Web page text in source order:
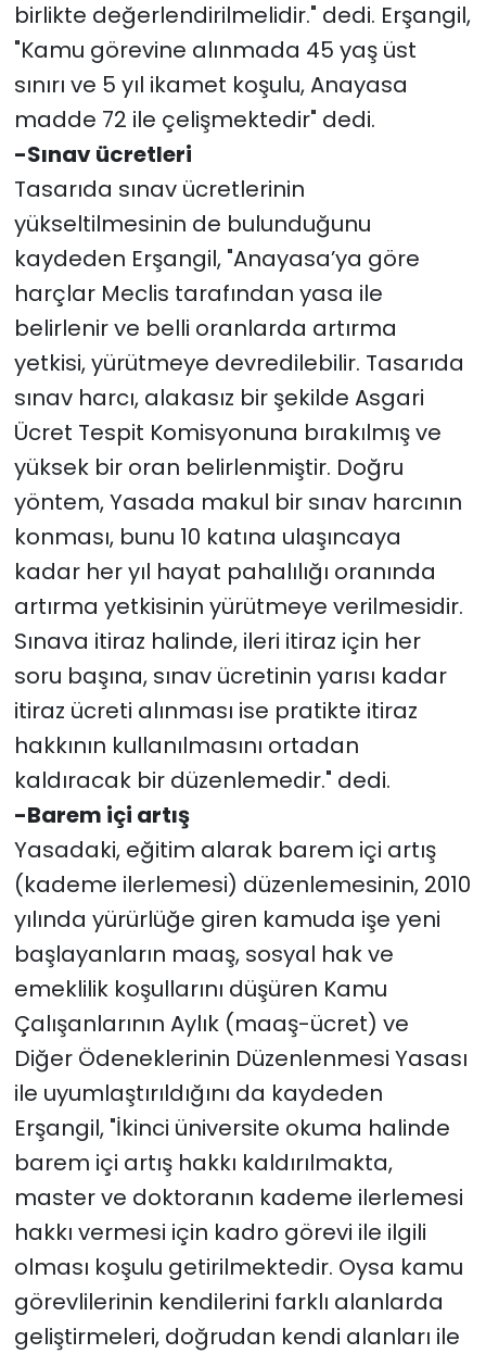
birlikte değerlendirilmelidir." dedi. Erşangil,
"Kamu görevine alınmada 45 yaş üst
sınırı ve 5 yıl ikamet koşulu, Anayasa
madde 72 ile çelişmektedir" dedi.
-Sınav ücretleri
Tasarıda sınav ücretlerinin
yükseltilmesinin de bulunduğunu
kaydeden Erşangil, "Anayasa’ya göre
harçlar Meclis tarafından yasa ile
belirlenir ve belli oranlarda artırma
yetkisi, yürütmeye devredilebilir. Tasarıda
sınav harcı, alakasız bir şekilde Asgari
Ücret Tespit Komisyonuna bırakılmış ve
yüksek bir oran belirlenmiştir. Doğru
yöntem, Yasada makul bir sınav harcının
konması, bunu 10 katına ulaşıncaya
kadar her yıl hayat pahalılığı oranında
artırma yetkisinin yürütmeye verilmesidir.
Sınava itiraz halinde, ileri itiraz için her
soru başına, sınav ücretinin yarısı kadar
itiraz ücreti alınması ise pratikte itiraz
hakkının kullanılmasını ortadan
kaldıracak bir düzenlemedir." dedi.
-Barem içi artış
Yasadaki, eğitim alarak barem içi artış
(kademe ilerlemesi) düzenlemesinin, 2010
yılında yürürlüğe giren kamuda işe yeni
başlayanların maaş, sosyal hak ve
emeklilik koşullarını düşüren Kamu
Çalışanlarının Aylık (maaş-ücret) ve
Diğer Ödeneklerinin Düzenlenmesi Yasası
ile uyumlaştırıldığını da kaydeden
Erşangil, "İkinci üniversite okuma halinde
barem içi artış hakkı kaldırılmakta,
master ve doktoranın kademe ilerlemesi
hakkı vermesi için kadro görevi ile ilgili
olması koşulu getirilmektedir. Oysa kamu
görevlilerinin kendilerini farklı alanlarda
geliştirmeleri, doğrudan kendi alanları ile